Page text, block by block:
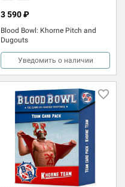
Blood Bowl: Khorne Pitch and
Dugouts
3 590 ₽
Уведомить о наличии